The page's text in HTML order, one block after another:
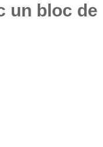
un bloc